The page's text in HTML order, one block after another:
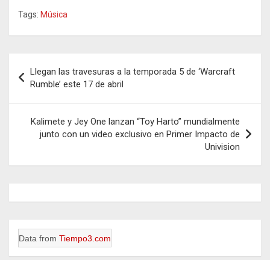
Tags: Música
de
entradas
Llegan las travesuras a la temporada 5 de ‘Warcraft
Rumble’ este 17 de abril
Kalimete y Jey One lanzan “Toy Harto” mundialmente
junto con un video exclusivo en Primer Impacto de
Univision
Data from Tiempo3.com